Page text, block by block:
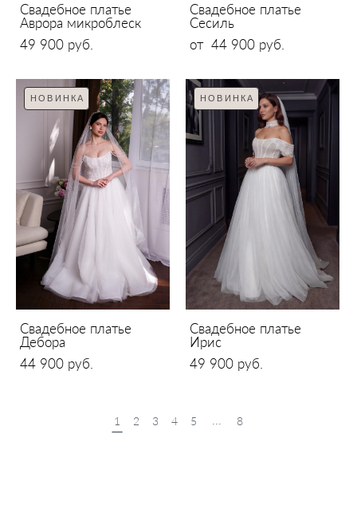
Свадебное платье
Аврора микроблеск
49 900 pуб.
Свадебное платье
Сесиль
от 44 900 pуб.
НОВИНКА
Свадебное платье
Дебора
44 900 pуб.
НОВИНКА
Свадебное платье
Ирис
49 900 pуб.
1 2 3 4 5 8